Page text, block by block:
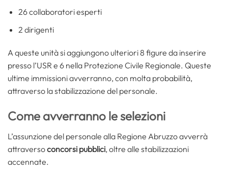
26 collaboratori esperti
2 dirigenti
A queste unità si aggiungono ulteriori 8 figure da inserire
presso l’USR e 6 nella Protezione Civile Regionale. Queste
ultime immissioni avverranno, con molta probabilità,
attraverso la stabilizzazione del personale.
Come avverranno le selezioni
L’assunzione del personale alla Regione Abruzzo avverrà
attraversoconcorsi pubblici, oltre alle stabilizzazioni
accennate.